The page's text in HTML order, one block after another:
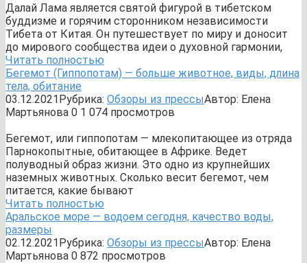
Далай Лама является святой фигурой в тибетском
буддизме и горячим сторонником независимости
Тибета от Китая. Он путешествует по миру и доносит
до мирового сообщества идеи о духовной гармонии,
Читать полностью
Бегемот (Гиппопотам) — больше животное, виды, длина
тела, обитание
03.12.2021Рубрика: Обзоры из прессыАвтор: Елена
Мартьянова 0 1 074 просмотров
Бегемот, или гиппопотам — млекопитающее из отряда
Парнокопытные, обитающее в Африке. Ведет
полуводный образ жизни. Это одно из крупнейших
наземных животных. Сколько весит бегемот, чем
питается, какие бывают
Читать полностью
Аральское море — водоем сегодня, качество воды,
размеры
02.12.2021Рубрика: Обзоры из прессыАвтор: Елена
Мартьянова 0 872 просмотров